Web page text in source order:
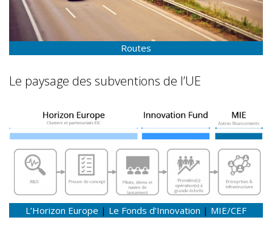
Routes
Le paysage des subventions de l’UE
L’Horizon Europe | Le Fonds d’Innovation | MIE/CEF